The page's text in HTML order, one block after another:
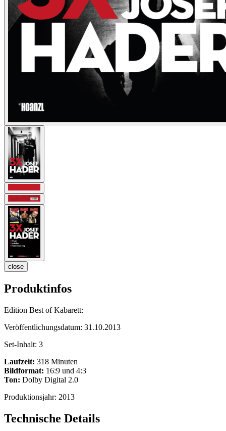
close
Produktinfos
Edition Best of Kabarett:
Veröffentlichungsdatum: 31.10.2013
Set-Inhalt: 3
Laufzeit: 318 Minuten
Bildformat: 16:9 und 4:3
Ton: Dolby Digital 2.0
Produktionsjahr: 2013
Technische Details